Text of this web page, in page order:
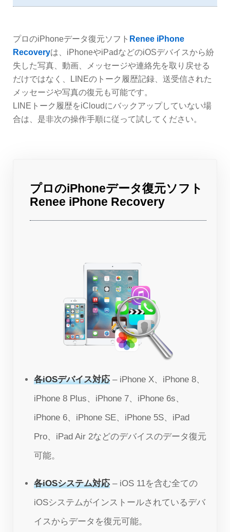
プロのiPhoneデータ復元ソフト Renee iPhone
Recoveryは、iPhoneやiPadなどのiOSデバイスから紛
失した写真、動画、メッセージや連絡先を取り戻せる
だけではなく、LINEのトーク履歴記録、送受信された
メッセージや写真の復元も可能です。
LINEトーク履歴をiCloudにバックアップしていない場
合は、是非次の操作手順に従って試してください。
プロのiPhoneデータ復元ソフト
Renee iPhone Recovery
各iOSデバイス対応 – iPhone X、iPhone 8、
iPhone 8 Plus、iPhone 7、iPhone 6s、
iPhone 6、iPhone SE、iPhone 5S、iPad
Pro、iPad Air 2などのデバイスのデータ復元
可能。
各iOSシステム対応 – iOS 11を含む全ての
iOSシステムがインストールされているデバ
イスからデータを復元可能。